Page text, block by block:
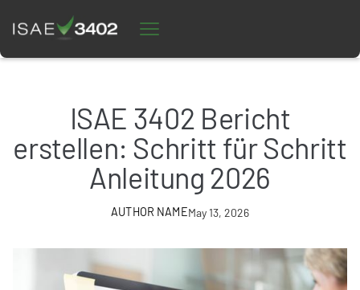
ISAE 3402 Bericht
erstellen: Schritt für Schritt
Anleitung 2026
AUTHOR NAMEMay 13, 2026